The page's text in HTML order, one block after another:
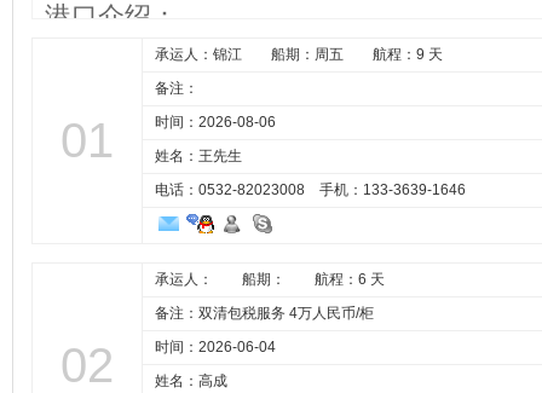
港口介绍：
01
承运人：锦江 船期：周五 航程：9 天
备注：
时间：2026-08-06
姓名：王先生
电话：0532-82023008 手机： 133-3639-1646
02
承运人： 船期： 航程：6 天
备注：双清包税服务 4万人民币/柜
时间：2026-06-04
姓名：高成